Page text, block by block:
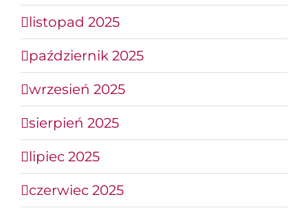
listopad 2025
październik 2025
wrzesień 2025
sierpień 2025
lipiec 2025
czerwiec 2025